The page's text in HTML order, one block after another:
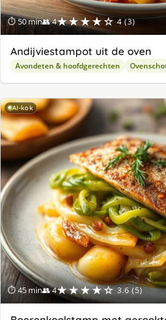
⏱ 50 min👥 4★★★★☆ 4 (3)
Andijviestampot uit de oven
Avondeten & hoofdgerechten
AI-kok
⏱ 45 min👥 4★★★★☆ 3.6 (5)